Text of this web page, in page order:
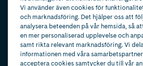
Vi använder även cookies för
och marknadsföring. Det hjälper oss att
analysera beteenden på vår hemsida, så
en mer personaliserad upplevelse och
samt rikta relevant marknadsföring. Vi
informationen med våra
acceptera cookies samtycker du till vår